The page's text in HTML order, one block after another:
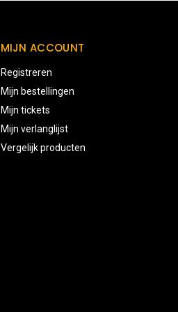
MIJN ACCOUNT
Registreren
Mijn bestellingen
Mijn tickets
Mijn verlanglijst
Vergelijk producten